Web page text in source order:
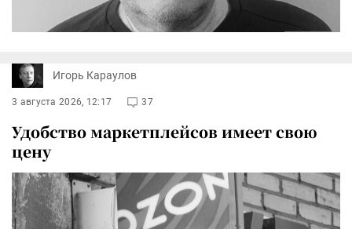
Игорь Караулов
3 августа 2026, 12:17 37
Удобство маркетплейсов имеет свою
цену